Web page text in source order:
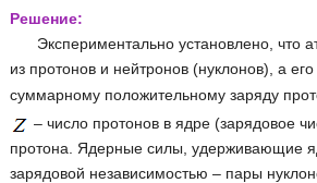
Решение:
Экспериментально установлено, что
из протонов и нейтронов (нуклонов), а
суммарному положительному заряду
– число протонов в ядре (зарядовое
протона. Ядерные силы, удерживающие
зарядовой независимостью – пары